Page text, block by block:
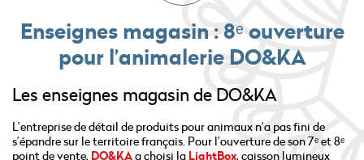
Enseignes magasin : 8ᵉ ouverture
pour l’animalerie DO&KA
Les enseignes magasin de DO&KA
L’entreprise de détail de produits pour animaux n’a pas fini de
s’épandre sur le territoire français. Pour l’ouverture de son 7ᵉ et 8ᵉ
point de vente, DO&KAa choisi la LightBox, caisson lumineux